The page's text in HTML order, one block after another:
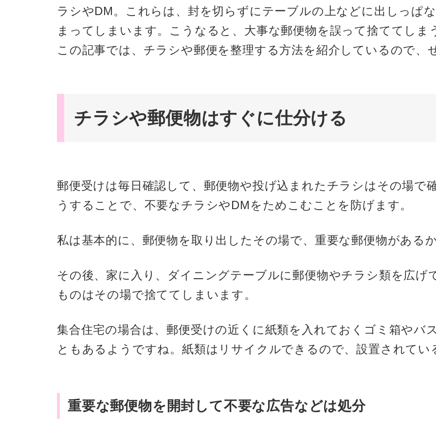
ラシやDM。これらは、封を切らずにテーブルの上などに出しっぱ
まってしまいます。こうなると、大事な郵便物を誤って捨ててし
この記事では、チラシや郵便を整理する方法を紹介しているので、
チラシや郵便物はすぐに仕分ける
郵便受けは毎日確認して、郵便物や投げ込まれたチラシはその場で
うすることで、不要なチラシやDMをためこむことを防げます。
私は基本的に、郵便物を取り出したその場で、重要な郵便物がある
その後、家に入り、ダイニングテーブルに郵便物やチラシ類を広げ
ものはその場で捨ててしまいます。
集合住宅の場合は、郵便受けの近くに紙類を入れておくゴミ箱やバ
ともあるようですね。紙類はリサイクルできるので、設置されて
重要な郵便物を開封して不要な広告などは処分